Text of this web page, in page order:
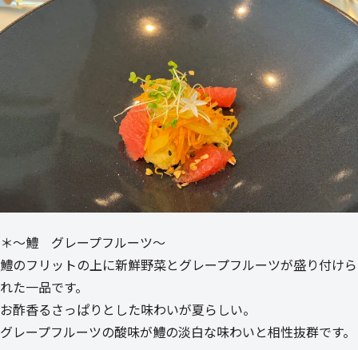
＊～鱧 グレープフルーツ～
鱧のフリットの上に新鮮野菜とグレープフルーツが盛り付けら
れた一品です。
お酢香るさっぱりとした味わいが夏らしい。
グレープフルーツの酸味が鱧の淡白な味わいと相性抜群です。